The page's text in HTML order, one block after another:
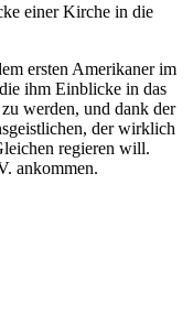
einer Kirche in die
ersten Amerikaner im
ihm Einblicke in das
werden, und dank der
der wirklich
regieren will.
ankommen.